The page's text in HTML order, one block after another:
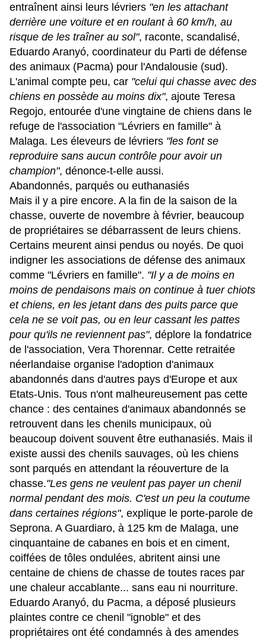
entraînent ainsi leurs lévriers "en les attachant
derrière une voiture et en roulant à 60 km/h, au
risque de les traîner au sol", raconte, scandalisé,
Eduardo Aranyó, coordinateur du Parti de défense
des animaux (Pacma) pour l'Andalousie (sud).
L'animal compte peu, car "celui qui chasse avec des
chiens en possède au moins dix", ajoute Teresa
Regojo, entourée d'une vingtaine de chiens dans le
refuge de l'association "Lévriers en famille" à
Malaga. Les éleveurs de lévriers "les font se
reproduire sans aucun contrôle pour avoir un
champion", dénonce-t-elle aussi.
Abandonnés, parqués ou euthanasiés
Mais il y a pire encore. A la fin de la saison de la
chasse, ouverte de novembre à février, beaucoup
de propriétaires se débarrassent de leurs chiens.
Certains meurent ainsi pendus ou noyés. De quoi
indigner les associations de défense des animaux
comme "Lévriers en famille". "Il y a de moins en
moins de pendaisons mais on continue à tuer chiots
et chiens, en les jetant dans des puits parce que
cela ne se voit pas, ou en leur cassant les pattes
pour qu'ils ne reviennent pas", déplore la fondatrice
de l'association, Vera Thorennar. Cette retraitée
néerlandaise organise l'adoption d'animaux
abandonnés dans d'autres pays d'Europe et aux
Etats-Unis. Tous n'ont malheureusement pas cette
chance : des centaines d'animaux abandonnés se
retrouvent dans les chenils municipaux, où
beaucoup doivent souvent être euthanasiés. Mais il
existe aussi des chenils sauvages, où les chiens
sont parqués en attendant la réouverture de la
chasse."Les gens ne veulent pas payer un chenil
normal pendant des mois. C'est un peu la coutume
dans certaines régions", explique le porte-parole de
Seprona. A Guardiaro, à 125 km de Malaga, une
cinquantaine de cabanes en bois et en ciment,
coiffées de tôles ondulées, abritent ainsi une
centaine de chiens de chasse de toutes races par
une chaleur accablante... sans eau ni nourriture.
Eduardo Aranyó, du Pacma, a déposé plusieurs
plaintes contre ce chenil "ignoble" et des
propriétaires ont été condamnés à des amendes